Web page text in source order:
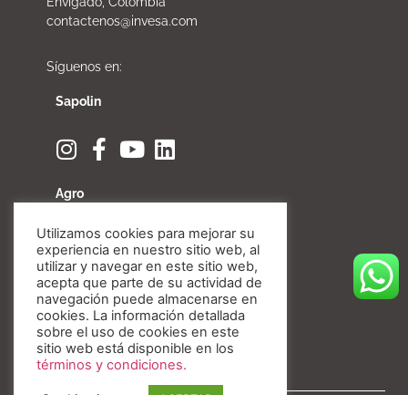
contactenos@invesa.com
Síguenos en:
Sapolin
Agro
Fibratore
Utilizamos cookies para mejorar su
experiencia en nuestro sitio web, al
utilizar y navegar en este sitio web,
acepta que parte de su actividad de
navegación puede almacenarse en
cookies. La información detallada
sobre el uso de cookies en este
sitio web está disponible en los
términos y condiciones.